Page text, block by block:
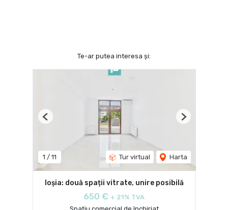
Te-ar putea interesa și:
1 / 11 Tur virtual Harta
Previous Next
Ioșia: două spații vitrate, unire posibilă
650 € + 21% TVA